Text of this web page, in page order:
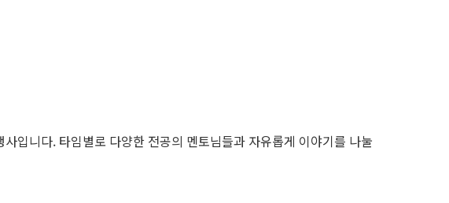
입니다. 타임별로 다양한 전공의 멘토님들과 자유롭게 이야기를 나눌